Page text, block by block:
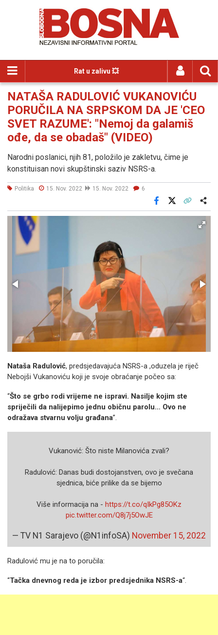
Rat u zalivu 💥
NATAŠA RADULOVIĆ VUKANOVIĆU
PORUČILA NA SRPSKOM DA JE 'CEO
SVET RAZUME': "Nemoj da galamiš
ođe, da se obadaš" (VIDEO)
Narodni poslanici, njih 81, položilo je zakletvu, čime je
konstituisan novi skupštinski saziv NSRS-a.
Politika 15. Nov. 2022 15. Nov. 2022 6
Facebook
Nataša Radulović, predsjedavajuća NSRS-a ,oduzela je riječ
Nebojši Vukanoviću koji je svoje obraćanje počeo sa:
“Što se grbo rodi vrijeme ne ispravi. Nasilje kojim ste
spriječili da nalijepimo jednu običnu parolu… Ovo ne
odražava stvarnu volju građana”.
Vukanović: Što niste Milanovića zvali?
Radulović: Danas budi dostojanstven, ovo je svečana
sjednica, biće prilike da se bijemo
Više informacija na - https://t.co/qIkPg85OKz
pic.twitter.com/Q8j7j5OwJE
— TV N1 Sarajevo (@N1infoSA) November 15, 2022
Radulović mu je na to poručila:
“Tačka dnevnog reda je izbor predsjednika NSRS-a“.